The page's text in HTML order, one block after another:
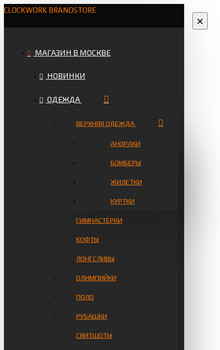
CLOCKWORK BRANDSTORE
МАГАЗИН В МОСКВЕ
НОВИНКИ
ОДЕЖДА
ВЕРХНЯЯ ОДЕЖДА
АНОРАКИ
БОМБЕРЫ
ЖИЛЕТКИ
КУРТКИ
ГИМНАСТЁРКИ
КОФТЫ
ЛОНГСЛИВЫ
ОЛИМПИЙКИ
ПОЛО
РУБАШКИ
СВИТШОТЫ
×